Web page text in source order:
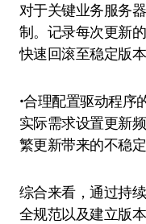
对于关键业务服务
制。记录每次更新
快速回滚至稳定版
•合理配置驱动程序
实际需求设置更新
繁更新带来的不稳定
综合来看，通过持
全规范以及建立版